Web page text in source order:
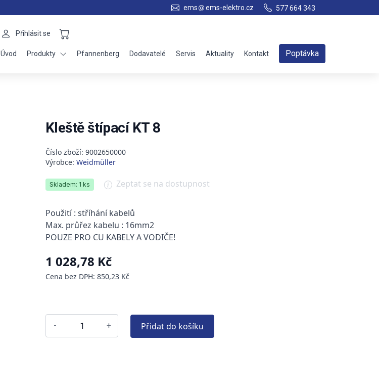
ems ems-elektro.cz 577 664 343
Přihlásit se
Úvod Produkty Pfannenberg Dodavatelé Servis Aktuality Kontakt Poptávka
Kleště štípací KT 8
Číslo zboží: 9002650000
Výrobce: Weidmüller
Skladem: 1 ks Zeptat se na dostupnost
Použití : stříhání kabelů
Max. průřez kabelu : 16mm2
POUZE PRO CU KABELY A VODIČE!
1 028,78 Kč
Cena bez DPH: 850,23 Kč
- + Přidat do košíku